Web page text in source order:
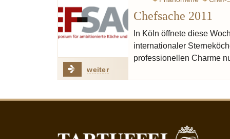
weiter
Avantgarde
Chefsache 2011
In Köln öffnete diese
internationaler
professionellen Charme